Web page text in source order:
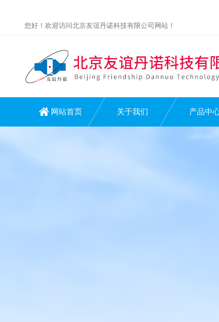
您好！欢迎访问北京友谊丹诺科技有限公司网站！
网站首页 关于我们 产品中